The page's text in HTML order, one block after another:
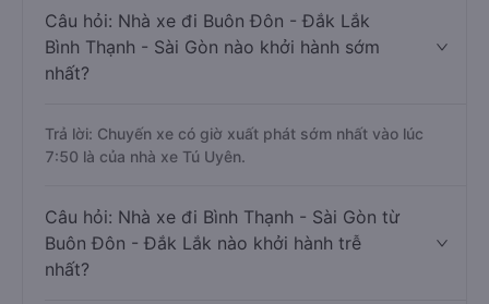
Câu hỏi: Nhà xe đi Buôn Đôn - Đắk Lắk
Bình Thạnh - Sài Gòn nào khởi hành sớm
nhất?
Trả lời: Chuyến xe có giờ xuất phát sớm nhất vào lúc
7:50 là của nhà xe Tú Uyên.
Câu hỏi: Nhà xe đi Bình Thạnh - Sài Gòn từ
Buôn Đôn - Đắk Lắk nào khởi hành trễ
nhất?